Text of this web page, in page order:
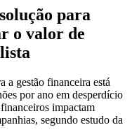
para
o valor de
a gestão financeira está
por ano em desperdício
impactam
segundo estudo da